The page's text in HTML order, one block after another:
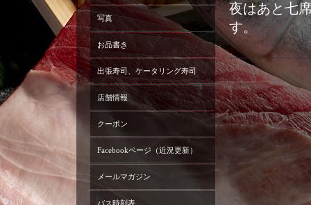
夜はあと七
す。
写真
お品書き
出張寿司、ケータリング寿司
店舗情報
クーポン
Facebookページ（近況更新）
メールマガジン
バス時刻表